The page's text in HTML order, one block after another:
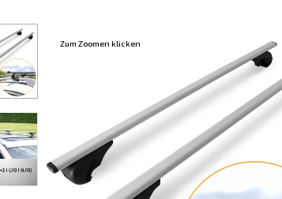
Zum Zoomen klicken